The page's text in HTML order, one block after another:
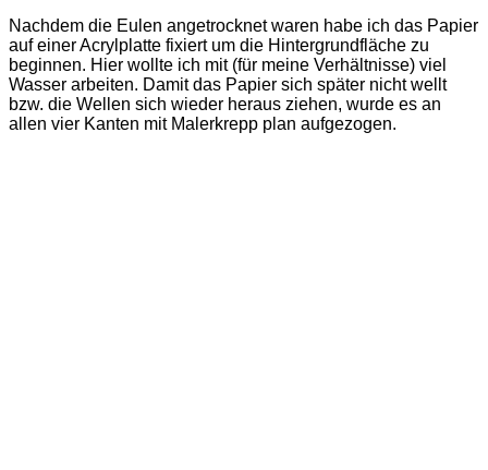
Nachdem die Eulen angetrocknet waren habe ich das Papier
auf einer Acrylplatte fixiert um die Hintergrundfläche zu
beginnen. Hier wollte ich mit (für meine Verhältnisse) viel
Wasser arbeiten. Damit das Papier sich später nicht wellt
bzw. die Wellen sich wieder heraus ziehen, wurde es an
allen vier Kanten mit Malerkrepp plan aufgezogen.